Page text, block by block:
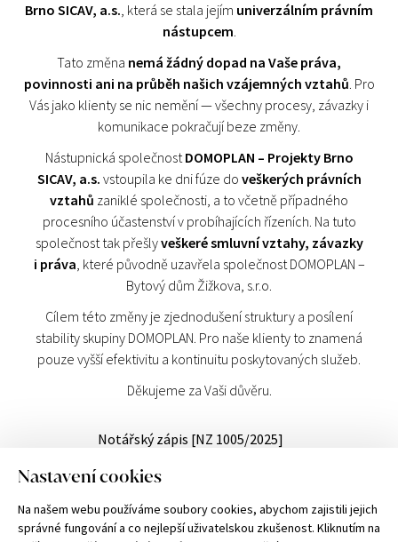
Nastavení cookies
Na našem webu používáme soubory cookies, abychom zajistili jejich
správné fungování a co nejlepší uživatelskou zkušenost. Kliknutím na
Brno SICAV, a.s., která se stala jejím univerzálním právním
nástupcem.
Tato změna nemá žádný dopad na Vaše práva,
povinnosti ani na průběh našich vzájemných vztahů. Pro
Vás jako klienty se nic nemění — všechny procesy, závazky i
komunikace pokračují beze změny.
Nástupnická společnostDOMOPLAN – Projekty Brno
SICAV, a.s. vstoupila ke dni fúze do veškerých právních
vztahů zaniklé společnosti, a to včetně případného
procesního účastenství v probíhajících řízeních. Na tuto
společnost tak přešlyveškeré smluvní vztahy, závazky
i práva, které původně uzavřela společnost DOMOPLAN –
Bytový dům Žižkova, s.r.o.
Cílem této změny je zjednodušení struktury a posílení
stability skupiny DOMOPLAN. Pro naše klienty to znamená
pouze vyšší efektivitu a kontinuitu poskytovaných služeb.
Děkujeme za Vaši důvěru.
Notářský zápis [NZ 1005/2025]
DOMOPLAN a.s.
Trnitá 543/16, 602 00 Brno
OR Krajský soud v Brně, oddíl B, vložka 7544, IČ 051 01 077, DIČ CZ 051 01 077